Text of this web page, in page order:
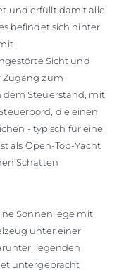
und erfüllt damit alle
befindet sich hinter
Sicht und
Zugang zum
dem Steuerstand, mit
die einen
- typisch für eine
als Open-Top-Yacht
Schatten
Sonnenliege mit
unter einer
liegenden
untergebracht